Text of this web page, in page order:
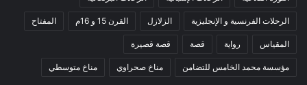
الرحلات الفرنسية و الإنجليزية الزلازل القرن 15 و 16م المفتاح
المقياس رواية قصة قصة قصيرة
مؤسسة محمد الخامس للتضامن مناخ صحراوي مناخ متوسطي